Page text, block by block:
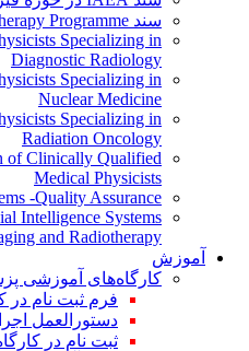
سند Radiotherapy Programme
Specializing in
Diagnostic Radiology
Specializing in
Nuclear Medicine
Specializing in
Radiation Oncology
of Clinically Qualified
Medical Physicists
-Quality Assurance
Intelligence Systems
and Radiotherapy
آموزش
کارگاه‌های آموزشی
فرم ثبت نام در
دستورالعمل
ثبت نام در کارگاه